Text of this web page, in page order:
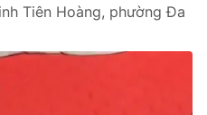
Tiên Hoàng, phường Đa